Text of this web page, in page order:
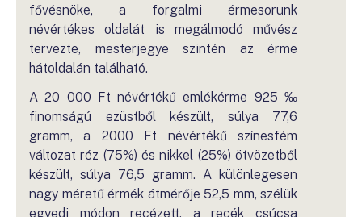
fővésnöke, a forgalmi érmesorunk
névértékes oldalát is megálmodó művész
tervezte, mesterjegye szintén az érme
hátoldalán található.
A 20 000 Ft névértékű emlékérme 925 ‰
finomságú ezüstből készült, súlya 77,6
gramm, a 2000 Ft névértékű színesfém
változat réz (75%) és nikkel (25%) ötvözetből
készült, súlya 76,5 gramm. A különlegesen
nagy méretű érmék átmérője 52,5 mm, szélük
egyedi módon recézett, a recék csúcsa